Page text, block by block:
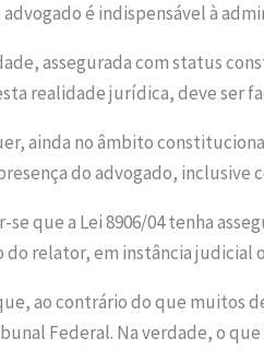
advogado é indispensável à
assegurada com status
realidade jurídica, deve ser
ainda no âmbito
do advogado,
se que a Lei 8906/04 tenha
relator, em instância judicial
ao contrário do que muitos
Federal. Na verdade, o